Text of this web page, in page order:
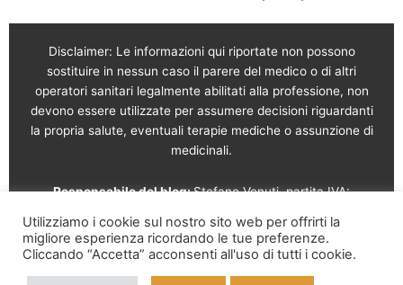
Disclaimer: Le informazioni qui riportate non possono
sostituire in nessun caso il parere del medico o di altri
operatori sanitari legalmente abilitati alla professione, non
devono essere utilizzate per assumere decisioni riguardanti
la propria salute, eventuali terapie mediche o assunzione di
medicinali.
Responsabile del blog:Stefano Venuti, partita IVA:
Vendita online a cura di: Garam s.r.l.Via Serviliano
Lattuada, 16 – 20135 Milano – Tel. 02 56568491 – Part. IVA
Utilizziamo i cookie sul nostro sito web per offrirti la
migliore esperienza ricordando le tue preferenze.
Cliccando “Accetta” acconsenti all'uso di tutti i cookie.